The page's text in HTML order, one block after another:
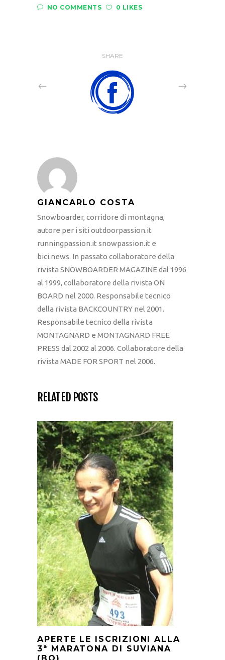
NO COMMENTS
0 LIKES
SHARE
GIANCARLO COSTA
Snowboarder, corridore di montagna,
autore per i siti outdoorpassion.it
runningpassion.it snowpassion.it e
bici.news. In passato collaboratore della
rivista SNOWBOARDER MAGAZINE dal 1996
al 1999, collaboratore della rivista ON
BOARD nel 2000. Responsabile tecnico
della rivista BACKCOUNTRY nel 2001.
Responsabile tecnico della rivista
MONTAGNARD e MONTAGNARD FREE
PRESS dal 2002 al 2006. Collaboratore della
rivista MADE FOR SPORT nel 2006.
RELATED POSTS
APERTE LE ISCRIZIONI ALLA
3ª MARATONA DI SUVIANA